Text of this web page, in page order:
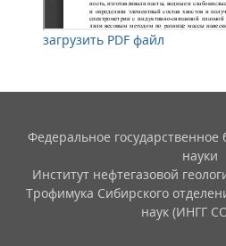
загрузить PDF файл
Федеральное
науки
Институт нефтегазовой
Трофимука Сибирского
наук (ИНГГ